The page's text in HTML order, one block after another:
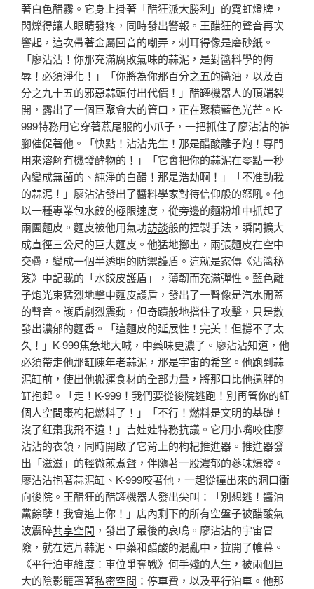
著白色醋霧。它身上掛著「醋狂派大勝利」的霓虹燈牌，
閃爍得讓人眼睛發疼，同時發出警報。王醋狂的聲音再次
響起，這次帶著金屬回音的嘲弄，刺耳得像是磨砂紙。
「廖沾沾！你那充滿腐敗氣味的蒜泥，是對醬料學的侮
辱！必須淨化！」「你將為你那百分之五的醬油，以及百
分之九十五的邪惡蒜頭付出代價！」醋罐機器人的頂端裂
開，露出了一個巨聚會大的管口，正在聚積藍色光芒。K-
999特務用它穿著燕尾服的小爪子，一把抓住了廖沾沾的褲
腳催促著他。「快點！沾沾先生！那是醋酸離子炮！專門
用來溶解有機發酵物的！」「它會把你的蒜泥在零點一秒
內變成無菌的、純淨的白醋！那是浩劫啊！」「不准動我
的蒜泥！」廖沾沾發出了醬料學家對待信仰般的怒吼。他
以一種專業包水餃的極限速度，從旁邊的麵粉堆中抓起了
兩團麵皮。麵皮被他用氣功訪談般的捏製手法，瞬間擴大
成直徑三公尺的巨大麵皮。他猛地擲出，兩張麵皮在空中
交疊，變成一個半透明的防禦護盾。這就是家傳《沾醬秘
笈》中記載的「水餃皮護盾」，薄韌而充滿彈性。藍色離
子炮光束猛烈地擊中麵皮護盾，發出了一聲像是汽水開蓋
的聲音。護盾劇烈震動，但奇蹟般地擋住了攻擊，只是散
發出濃郁的麵香。「這麵皮的延展性！完美！但撐不了太
久！」K-999焦急地大喊，中藥味更濃了。廖沾沾知道，他
必須帶走他那缸陳年老蒜泥，那是宇宙的希望。他跑到蒜
泥缸前，使出他搬運食材的全部力量，將那口比他還胖的
缸抱起。「走！K-999！我們要從後院逃跑！別再管你的紅
個人空間棗枸杞燃料了！」「不行！燃料是文明的基礎！
沒了紅棗我飛不遠！」吉娃娃特務抗議。它用小嘴咬住廖
沾沾的衣領，同時開啟了它背上的枸杞推進器。推進器發
出「滋滋」的輕微煎煮聲，伴隨著一股濃郁的蔘味爆發。
廖沾沾抱著蒜泥缸、K-999咬著他，一起從撞出來的洞口衝
向後院。王醋狂的醋罐機器人發出尖叫：「別想逃！醬油
黨餘孽！我會追上你！」店內剩下的所有空盤子被醋酸氣
波震碎共享空間 ，發出了最後的哀鳴。廖沾沾的宇宙冒
險，就在這片蒜泥、中藥和醋酸的混亂中，拉開了帷幕。
《平行泊車維度：車位爭奪戰》何手殘的人生，被兩個巨
大的陰影籠罩著私密空間 ：停車費，以及平行泊車。他那